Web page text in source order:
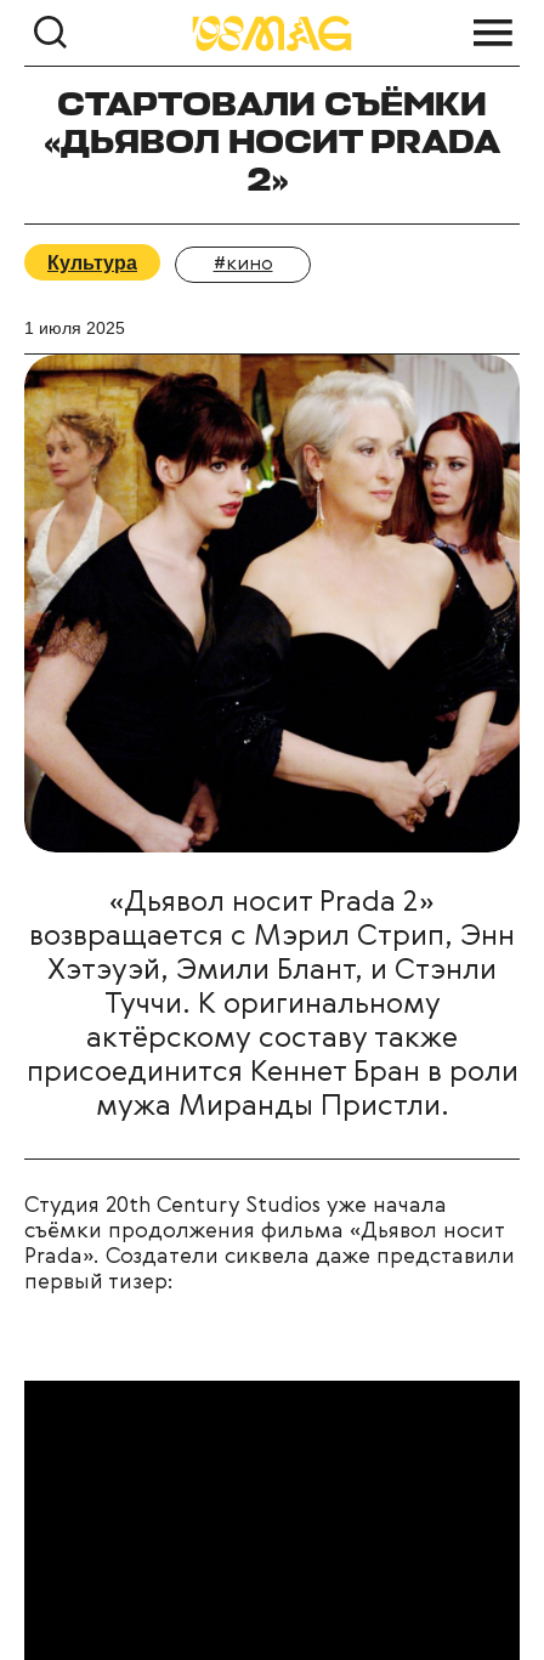
СТАРТОВАЛИ СЪЁМКИ
«ДЬЯВОЛ НОСИТ PRADA
2»
Культура #кино
1 июля 2025
«Дьявол носит Prada 2»
возвращается с Мэрил Стрип, Энн
Хэтэуэй, Эмили Блант, и Стэнли
Туччи. К оригинальному
актёрскому составу также
присоединится Кеннет Бран в роли
мужа Миранды Пристли.
Студия 20th Century Studios уже начала
съёмки продолжения фильма «Дьявол носит
Prada». Создатели сиквела даже представили
первый тизер: